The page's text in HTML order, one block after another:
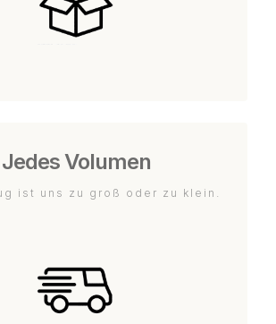
Jedes Volumen
ist uns zu groß oder zu klein.